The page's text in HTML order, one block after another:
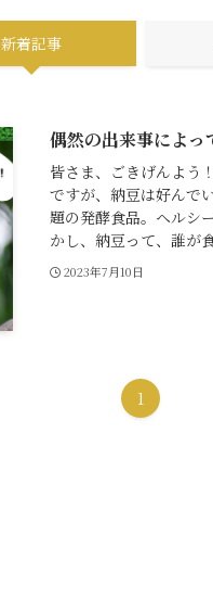
新着記事
偶然の出来事によっ
皆さま、ごきげんよう
ですが、納豆は好んで
題の発酵食品。ヘルシ
かし、納豆って、誰が
2023年7月10日
1